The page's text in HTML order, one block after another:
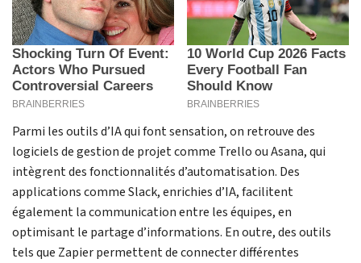
Parmi les outils d’IA qui font sensation, on retrouve des
logiciels de gestion de projet comme Trello ou Asana, qui
intègrent des fonctionnalités d’automatisation. Des
applications comme Slack, enrichies d’IA, facilitent
également la communication entre les équipes, en
optimisant le partage d’informations. En outre, des outils
tels que Zapier permettent de connecter différentes